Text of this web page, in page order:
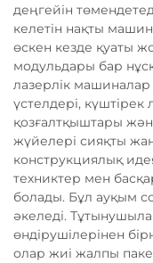
деңгейін
келетін нақты
өскен кезде қуаты
модульдары бар
лазерлік
үстелдері, күштірек
қозғалтқыштары
жүйелері сияқты
конструкциялық
техниктер мен
болады. Бұл ауқым
әкеледі.
өндірушілерінен
олар жиі жалпы